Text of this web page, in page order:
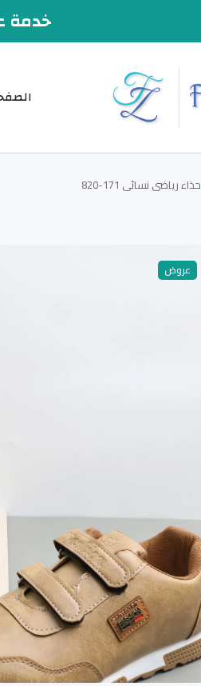
خدمة
حذاء رياضي نسائي 171-820
عروض